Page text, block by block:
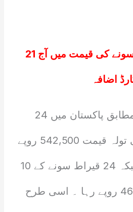
سونے کی قیمت میں آج 21
اضافہ
ایسوسی ایشن کے مطابق پاکستان میں 24
قیراط سونے کی فی تولہ قیمت 542,500 روپے
مقرر کی گئی ہے جبکہ 24 قیراط سونے کے 10
گرام کا ریٹ 465,285 روپے رہا ۔ اسی طرح